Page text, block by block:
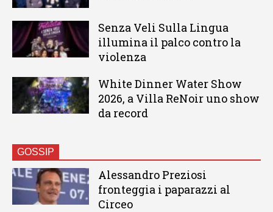
Senza Veli Sulla Lingua
illumina il palco contro la
violenza
White Dinner Water Show
2026, a Villa ReNoir uno show
da record
GOSSIP
Alessandro Preziosi
fronteggia i paparazzi al
Circeo